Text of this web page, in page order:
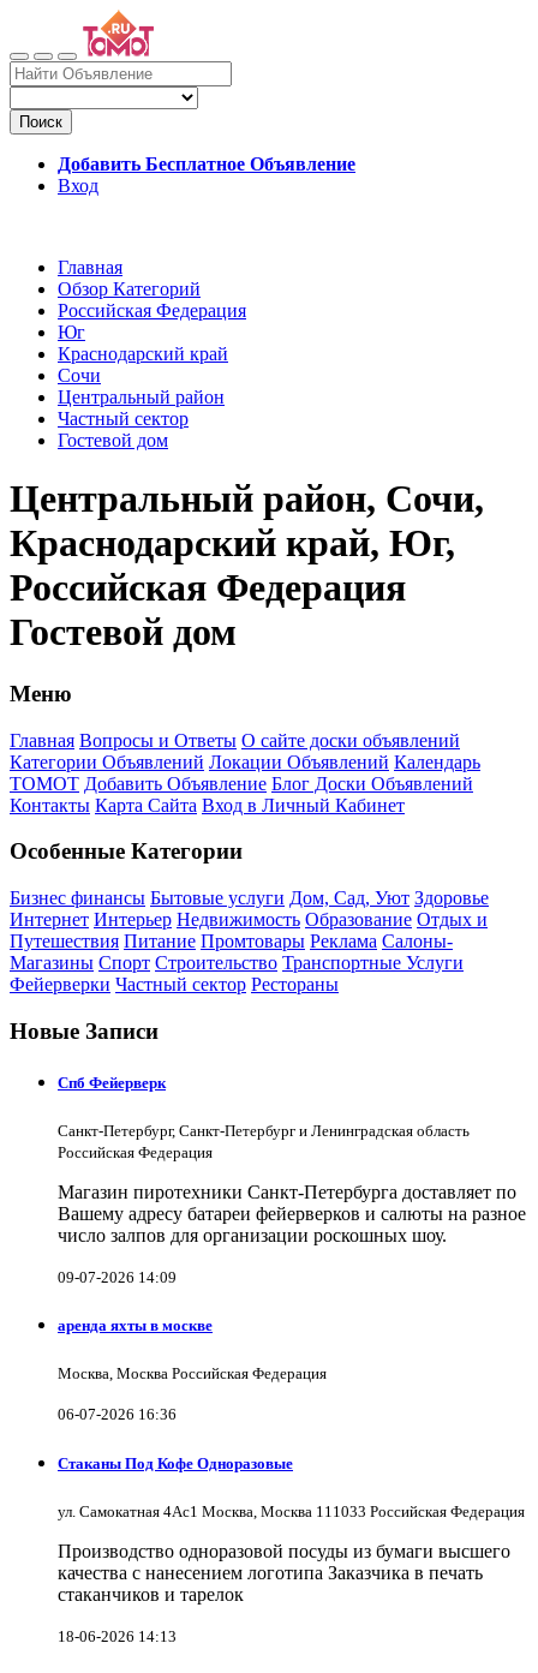
Поиск
Добавить Бесплатное Объявление
Вход
Главная
Обзор Категорий
Российская Федерация
Юг
Краснодарский край
Сочи
Центральный район
Частный сектор
Гостевой дом
Центральный район, Сочи,
Краснодарский край, Юг,
Российская Федерация
Гостевой дом
Меню
Главная Вопросы и Ответы О сайте доски объявлений
Категории Объявлений Локации Объявлений Календарь
ТОМОТ Добавить Объявление Блог Доски Объявлений
Контакты Карта Сайта Вход в Личный Кабинет
Особенные Категории
Бизнес финансы Бытовые услуги Дом, Сад, Уют Здоровье
Интернет Интерьер Недвижимость Образование Отдых и
Путешествия Питание Промтовары Реклама Салоны-
Магазины Спорт Строительство Транспортные Услуги
Фейерверки Частный сектор Рестораны
Новые Записи
Спб Фейерверк
Санкт-Петербург, Санкт-Петербург и Ленинградская область
Российская Федерация
Магазин пиротехники Санкт-Петербурга доставляет по
Вашему адресу батареи фейерверков и салюты на разное
число залпов для организации роскошных шоу.
09-07-2026 14:09
аренда яхты в москве
Москва, Москва Российская Федерация
06-07-2026 16:36
Стаканы Под Кофе Одноразовые
ул. Самокатная 4Ас1 Москва, Москва 111033 Российская Федерация
Производство одноразовой посуды из бумаги высшего
качества с нанесением логотипа Заказчика в печать
стаканчиков и тарелок
18-06-2026 14:13